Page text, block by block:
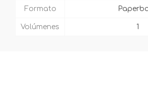
Formato
Volúmenes 1